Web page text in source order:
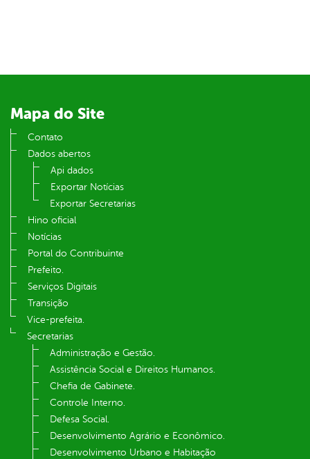
Mapa do Site
Contato
Dados abertos
Api dados
Exportar Notícias
Exportar Secretarias
Hino oficial
Notícias
Portal do Contribuinte
Prefeito.
Serviços Digitais
Transição
Vice-prefeita.
Secretarias
Administração e Gestão.
Assistência Social e Direitos Humanos.
Chefia de Gabinete.
Controle Interno.
Defesa Social.
Desenvolvimento Agrário e Econômico.
Desenvolvimento Urbano e Habitação